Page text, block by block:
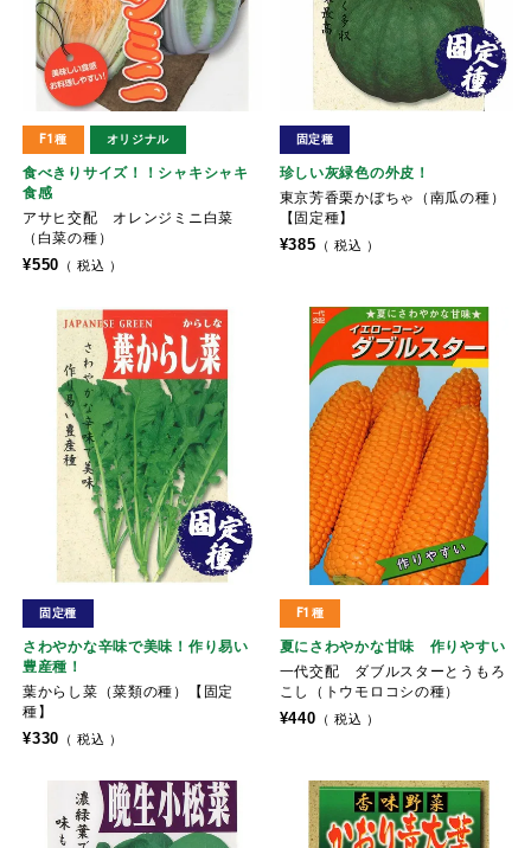
食べきりサイズ！！シャキシャキ
食感
アサヒ交配 オレンジミニ白菜
（白菜の種）
F1種 オリジナル
¥550 税込
珍しい灰緑色の外皮！
東京芳香栗かぼちゃ（南瓜の種）
【固定種】
固定種
¥385 税込
さわやかな辛味で美味！作り易い
豊産種！
葉からし菜（菜類の種）【固定
種】
固定種
¥330 税込
夏にさわやかな甘味 作りやすい
一代交配 ダブルスターとうもろ
こし（トウモロコシの種）
F1種
¥440 税込